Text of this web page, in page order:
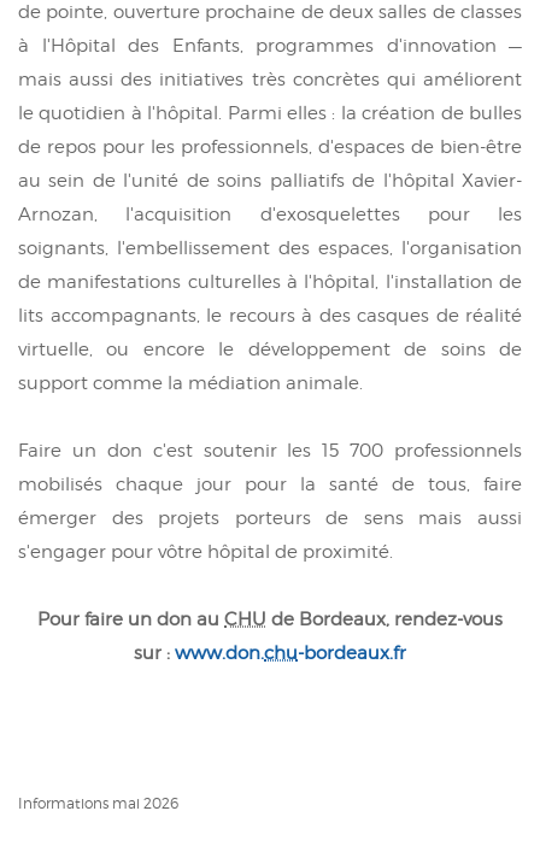
de pointe, ouverture prochaine de deux salles de classes
à l'Hôpital des Enfants, programmes d'innovation —
mais aussi des initiatives très concrètes qui améliorent
le quotidien à l'hôpital. Parmi elles : la création de bulles
de repos pour les professionnels, d'espaces de bien-être
au sein de l'unité de soins palliatifs de l'hôpital Xavier-
Arnozan, l'acquisition d'exosquelettes pour les
soignants, l'embellissement des espaces, l'organisation
de manifestations culturelles à l'hôpital, l'installation de
lits accompagnants, le recours à des casques de réalité
virtuelle, ou encore le développement de soins de
support comme la médiation animale.
Faire un don c'est soutenir les 15 700 professionnels
mobilisés chaque jour pour la santé de tous, faire
émerger des projets porteurs de sens mais aussi
s'engager pour vôtre hôpital de proximité.
Pour faire un don au CHU de Bordeaux, rendez-vous
sur : www.don.chu-bordeaux.fr
Informations mai 2026